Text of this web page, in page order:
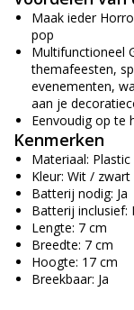
Maak ieder
pop
Multifunctioneel
themafeesten,
evenementen,
aan je
Eenvoudig op te
Kenmerken
Materiaal: Plastic
Kleur: Wit / zwart
Batterij nodig: Ja
Batterij inclusief:
Lengte: 7 cm
Breedte: 7 cm
Hoogte: 17 cm
Breekbaar: Ja